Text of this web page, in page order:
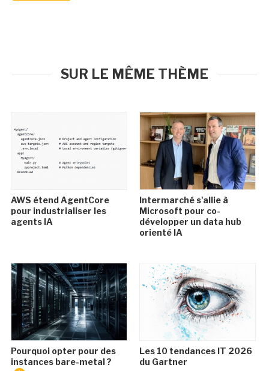
SUR LE MÊME THÈME
AWS étend AgentCore
pour industrialiser les
agents IA
Intermarché s'allie à
Microsoft pour co-
développer un data hub
orienté IA
Pourquoi opter pour des
instances bare-metal ?
Les 10 tendances IT 2026
du Gartner